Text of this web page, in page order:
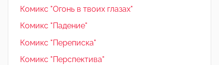
Комикс "Огонь в твоих глазах"
Комикс "Падение"
Комикс "Переписка"
Комикс "Перспектива"